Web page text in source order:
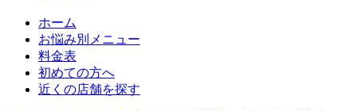
ホーム
お悩み別メニュー
料金表
初めての方へ
近くの店舗を探す